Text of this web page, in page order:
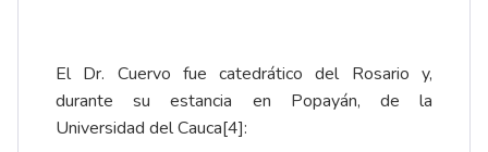
El Dr. Cuervo fue catedrático del Rosario y,
durante su estancia en Popayán, de la
Universidad del Cauca[4]: